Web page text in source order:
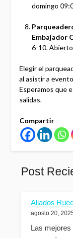
domingo
Embajador
6-10.
Elegir el
al asistir a
Esperamos que
salidas.
Compartir
Post
Aliados
agosto 20,
Las